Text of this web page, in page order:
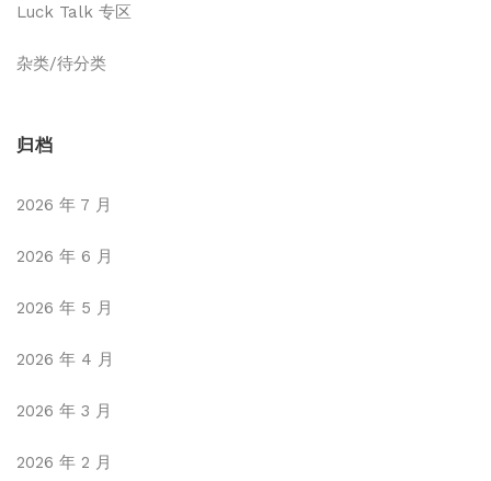
Luck Talk 专区
杂类/待分类
归档
2026 年 7 月
2026 年 6 月
2026 年 5 月
2026 年 4 月
2026 年 3 月
2026 年 2 月